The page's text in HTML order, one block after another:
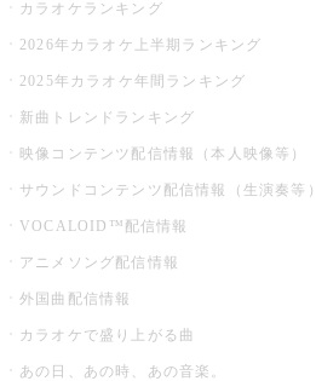
カラオケランキング
2026年カラオケ上半期ランキング
2025年カラオケ年間ランキング
新曲トレンドランキング
映像コンテンツ配信情報（本人映像等）
サウンドコンテンツ配信情報（生演奏等）
VOCALOID™配信情報
アニメソング配信情報
外国曲配信情報
カラオケで盛り上がる曲
あの日、あの時、あの音楽。